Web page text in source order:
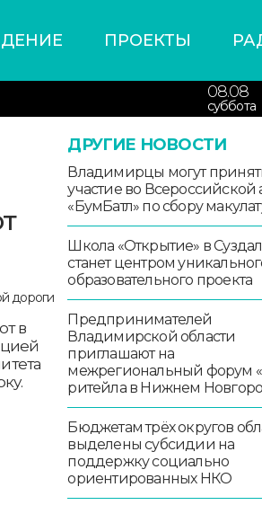
ПРОЕКТЫ
08.08
суббота
в
ДРУГИЕ НОВОСТИ
Владимирцы могут
участие во Всероссийской
«БумБатл» по сбору
Школа «Открытие» в
станет центром
образовательного проекта
Предпринимателей
Владимирской области
приглашают на
межрегиональный форум
ритейла в Нижнем
Бюджетам трёх округов
выделены субсидии на
поддержку социально
ориентированных НКО